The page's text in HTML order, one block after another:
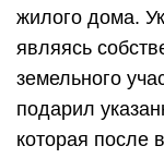
жилого дома.
являясь
земельного
подарил
которая после